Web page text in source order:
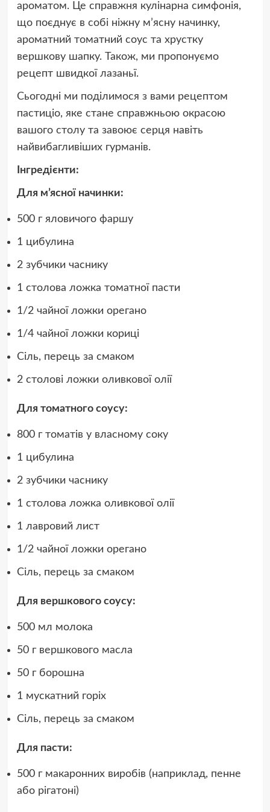
ароматом. Це справжня кулінарна симфонія,
що поєднує в собі ніжну м’ясну начинку,
ароматний томатний соус та хрустку
вершкову шапку. Також, ми пропонуємо
рецепт швидкої лазаньї.
Сьогодні ми поділимося з вами рецептом
пастиціо, яке стане справжньою окрасою
вашого столу та завоює серця навіть
найвибагливіших гурманів.
Інгредієнти:
Для м’ясної начинки:
500 г яловичого фаршу
1 цибулина
2 зубчики часнику
1 столова ложка томатної пасти
1/2 чайної ложки орегано
1/4 чайної ложки кориці
Сіль, перець за смаком
2 столові ложки оливкової олії
Для томатного соусу:
800 г томатів у власному соку
1 цибулина
2 зубчики часнику
1 столова ложка оливкової олії
1 лавровий лист
1/2 чайної ложки орегано
Сіль, перець за смаком
Для вершкового соусу:
500 мл молока
50 г вершкового масла
50 г борошна
1 мускатний горіх
Сіль, перець за смаком
Для пасти:
500 г макаронних виробів (наприклад, пенне
або рігатоні)